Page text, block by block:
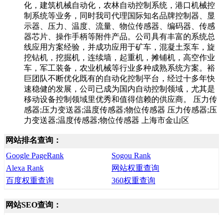
化，建筑机械自动化，农林自动控制系统，港口机械控
制系统等业务，同时我司代理国际知名品牌控制器、显
示器、压力、温度、流量、物位传感器、编码器、传感
器芯片、操作手柄等附件产品。公司具有丰富的系统总
线应用方案经验，并成功应用于矿车，混凝土泵车，旋
挖钻机，挖掘机，连续墙，起重机，摊铺机，高空作业
车，军工装备，农业机械等行业多种成熟系统方案。裕
巨团队不断优化既有的自动化控制平台，经过十多年快
速稳健的发展，公司已成为国内自动控制领域，尤其是
移动设备控制领域里优秀和值得信赖的供应商。 压力传
感器;压力变送器;温度传感器;物位传感器 压力传感器;压
力变送器;温度传感器;物位传感器 上海市金山区
网站排名查询：
Google PageRank
Sogou Rank
Alexa Rank
网站权重查询
百度权重查询
360权重查询
网站SEO查询：